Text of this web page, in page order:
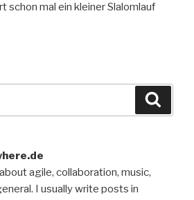
schon mal ein kleiner Slalomlauf
agile, collaboration, music,
I usually write posts in